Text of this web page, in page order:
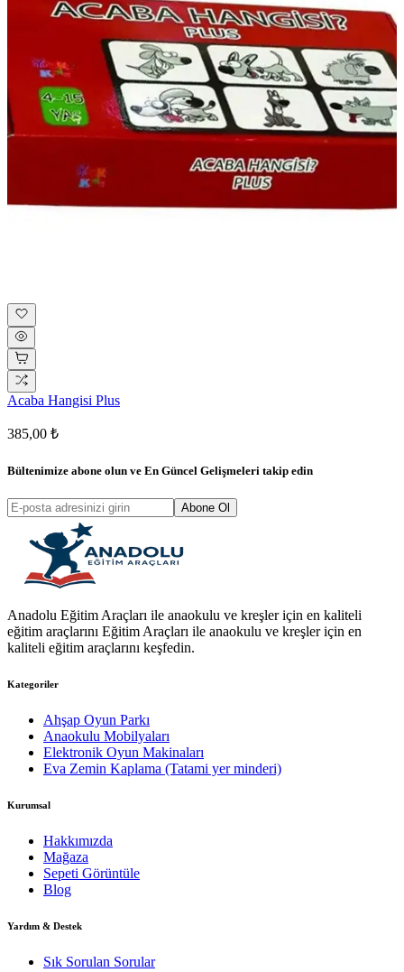
Acaba Hangisi Plus
385,00 ₺
Bültenimize abone olun ve En Güncel Gelişmeleri takip edin
Abone Ol
Anadolu Eğitim Araçları ile anaokulu ve kreşler için en kaliteli
eğitim araçlarını Eğitim Araçları ile anaokulu ve kreşler için en
kaliteli eğitim araçlarını keşfedin.
Kategoriler
Ahşap Oyun Parkı
Anaokulu Mobilyaları
Elektronik Oyun Makinaları
Eva Zemin Kaplama (Tatami yer minderi)
Kurumsal
Hakkımızda
Mağaza
Sepeti Görüntüle
Blog
Yardım & Destek
Sık Sorulan Sorular